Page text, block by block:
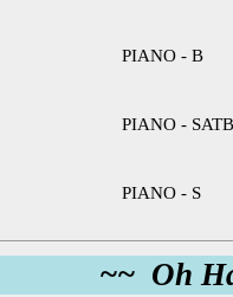
PIANO - B
PIANO - SATB
PIANO - S
~~ Oh